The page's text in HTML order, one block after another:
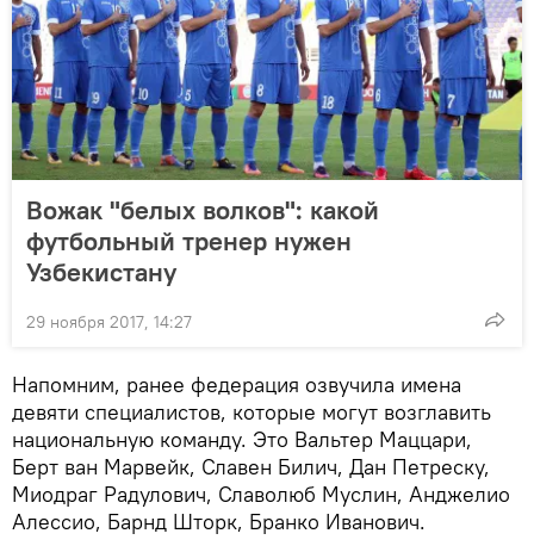
Вожак "белых волков": какой
футбольный тренер нужен
Узбекистану
29 ноября 2017, 14:27
Напомним, ранее федерация озвучила имена
девяти специалистов, которые могут возглавить
национальную команду. Это Вальтер Маццари,
Берт ван Марвейк, Славен Билич, Дан Петреску,
Миодраг Радулович, Славолюб Муслин, Анджелио
Алессио, Барнд Шторк, Бранко Иванович.